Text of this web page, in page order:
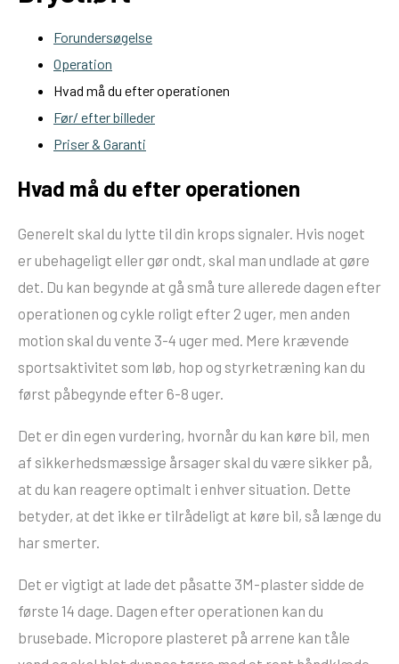
Forundersøgelse
Operation
Hvad må du efter operationen
Før/ efter billeder
Priser & Garanti
Hvad må du efter operationen
Generelt skal du lytte til din krops signaler. Hvis noget
er ubehageligt eller gør ondt, skal man undlade at gøre
det. Du kan begynde at gå små ture allerede dagen efter
operationen og cykle roligt efter 2 uger, men anden
motion skal du vente 3-4 uger med. Mere krævende
sportsaktivitet som løb, hop og styrketræning kan du
først påbegynde efter 6-8 uger.
Det er din egen vurdering, hvornår du kan køre bil, men
af sikkerhedsmæssige årsager skal du være sikker på,
at du kan reagere optimalt i enhver situation. Dette
betyder, at det ikke er tilrådeligt at køre bil, så længe du
har smerter.
Det er vigtigt at lade det påsatte 3M-plaster sidde de
første 14 dage. Dagen efter operationen kan du
brusebade. Micropore plasteret på arrene kan tåle